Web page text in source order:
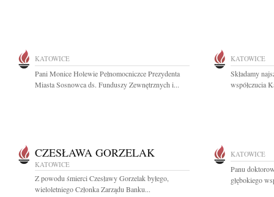
KATOWICE
Pani Monice Holewie Pełnomocniczce Prezydenta
Miasta Sosnowca ds. Funduszy Zewnętrznych i...
KATOWICE
Składamy
współczucia
CZESŁAWA GORZELAK
KATOWICE
Z powodu śmierci Czesławy Gorzelak byłego,
wieloletniego Członka Zarządu Banku...
KATOWICE
Panu
głębokiego